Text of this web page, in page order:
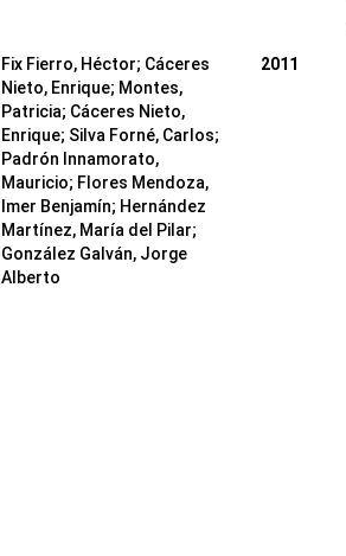
Fix Fierro, Héctor; Cáceres
Nieto, Enrique; Montes,
Patricia; Cáceres Nieto,
Enrique; Silva Forné, Carlos;
Padrón Innamorato,
Mauricio; Flores Mendoza,
Imer Benjamín; Hernández
Martínez, María del Pilar;
González Galván, Jorge
Alberto
2011